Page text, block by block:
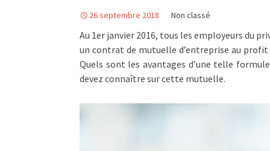
26 septembre 2018 Non classé
Au 1er janvier 2016, tous les employeurs du
un contrat de mutuelle d’entreprise au profit
Quels sont les avantages d’une telle
devez connaître sur cette mutuelle.